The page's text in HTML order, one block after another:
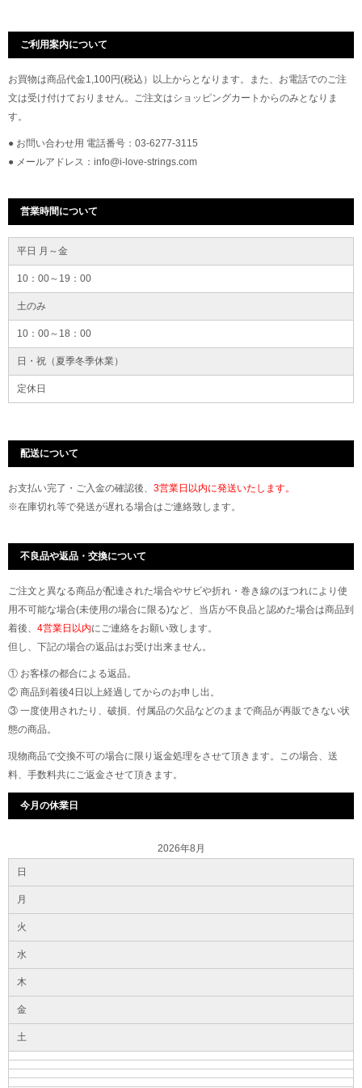
ご利用案内について
お買物は商品代金1,100円(税込）以上からとなります。また、お電話でのご注
文は受け付けておりません。ご注文はショッピングカートからのみとなりま
す。
● お問い合わせ用 電話番号：03-6277-3115
● メールアドレス：info@i-love-strings.com
営業時間について
平日 月～金
10：00～19：00
土のみ
10：00～18：00
日・祝（夏季冬季休業）
定休日
配送について
お支払い完了・ご入金の確認後、 3営業日以内に発送いたします。
※在庫切れ等で発送が遅れる場合はご連絡致します。
不良品や返品・交換について
ご注文と異なる商品が配達された場合やサビや折れ・巻き線のほつれにより使
用不可能な場合(未使用の場合に限る)など、当店が不良品と認めた場合は商品到
着後、 4営業日以内にご連絡をお願い致します。
但し、下記の場合の返品はお受け出来ません。
① お客様の都合による返品。
② 商品到着後4日以上経過してからのお申し出。
③ 一度使用されたり、破損、付属品の欠品などのままで商品が再販できない状
態の商品。
現物商品で交換不可の場合に限り返金処理をさせて頂きます。この場合、送
料、手数料共にご返金させて頂きます。
今月の休業日
2026年8月
日
月
火
水
木
金
土